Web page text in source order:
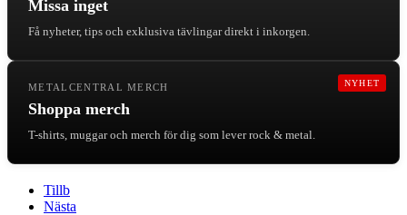
Missa inget
Få nyheter, tips och exklusiva tävlingar direkt i inkorgen.
NYHET
METALCENTRAL MERCH
Shoppa merch
T-shirts, muggar och merch för dig som lever rock & metal.
Tillb
Nästa